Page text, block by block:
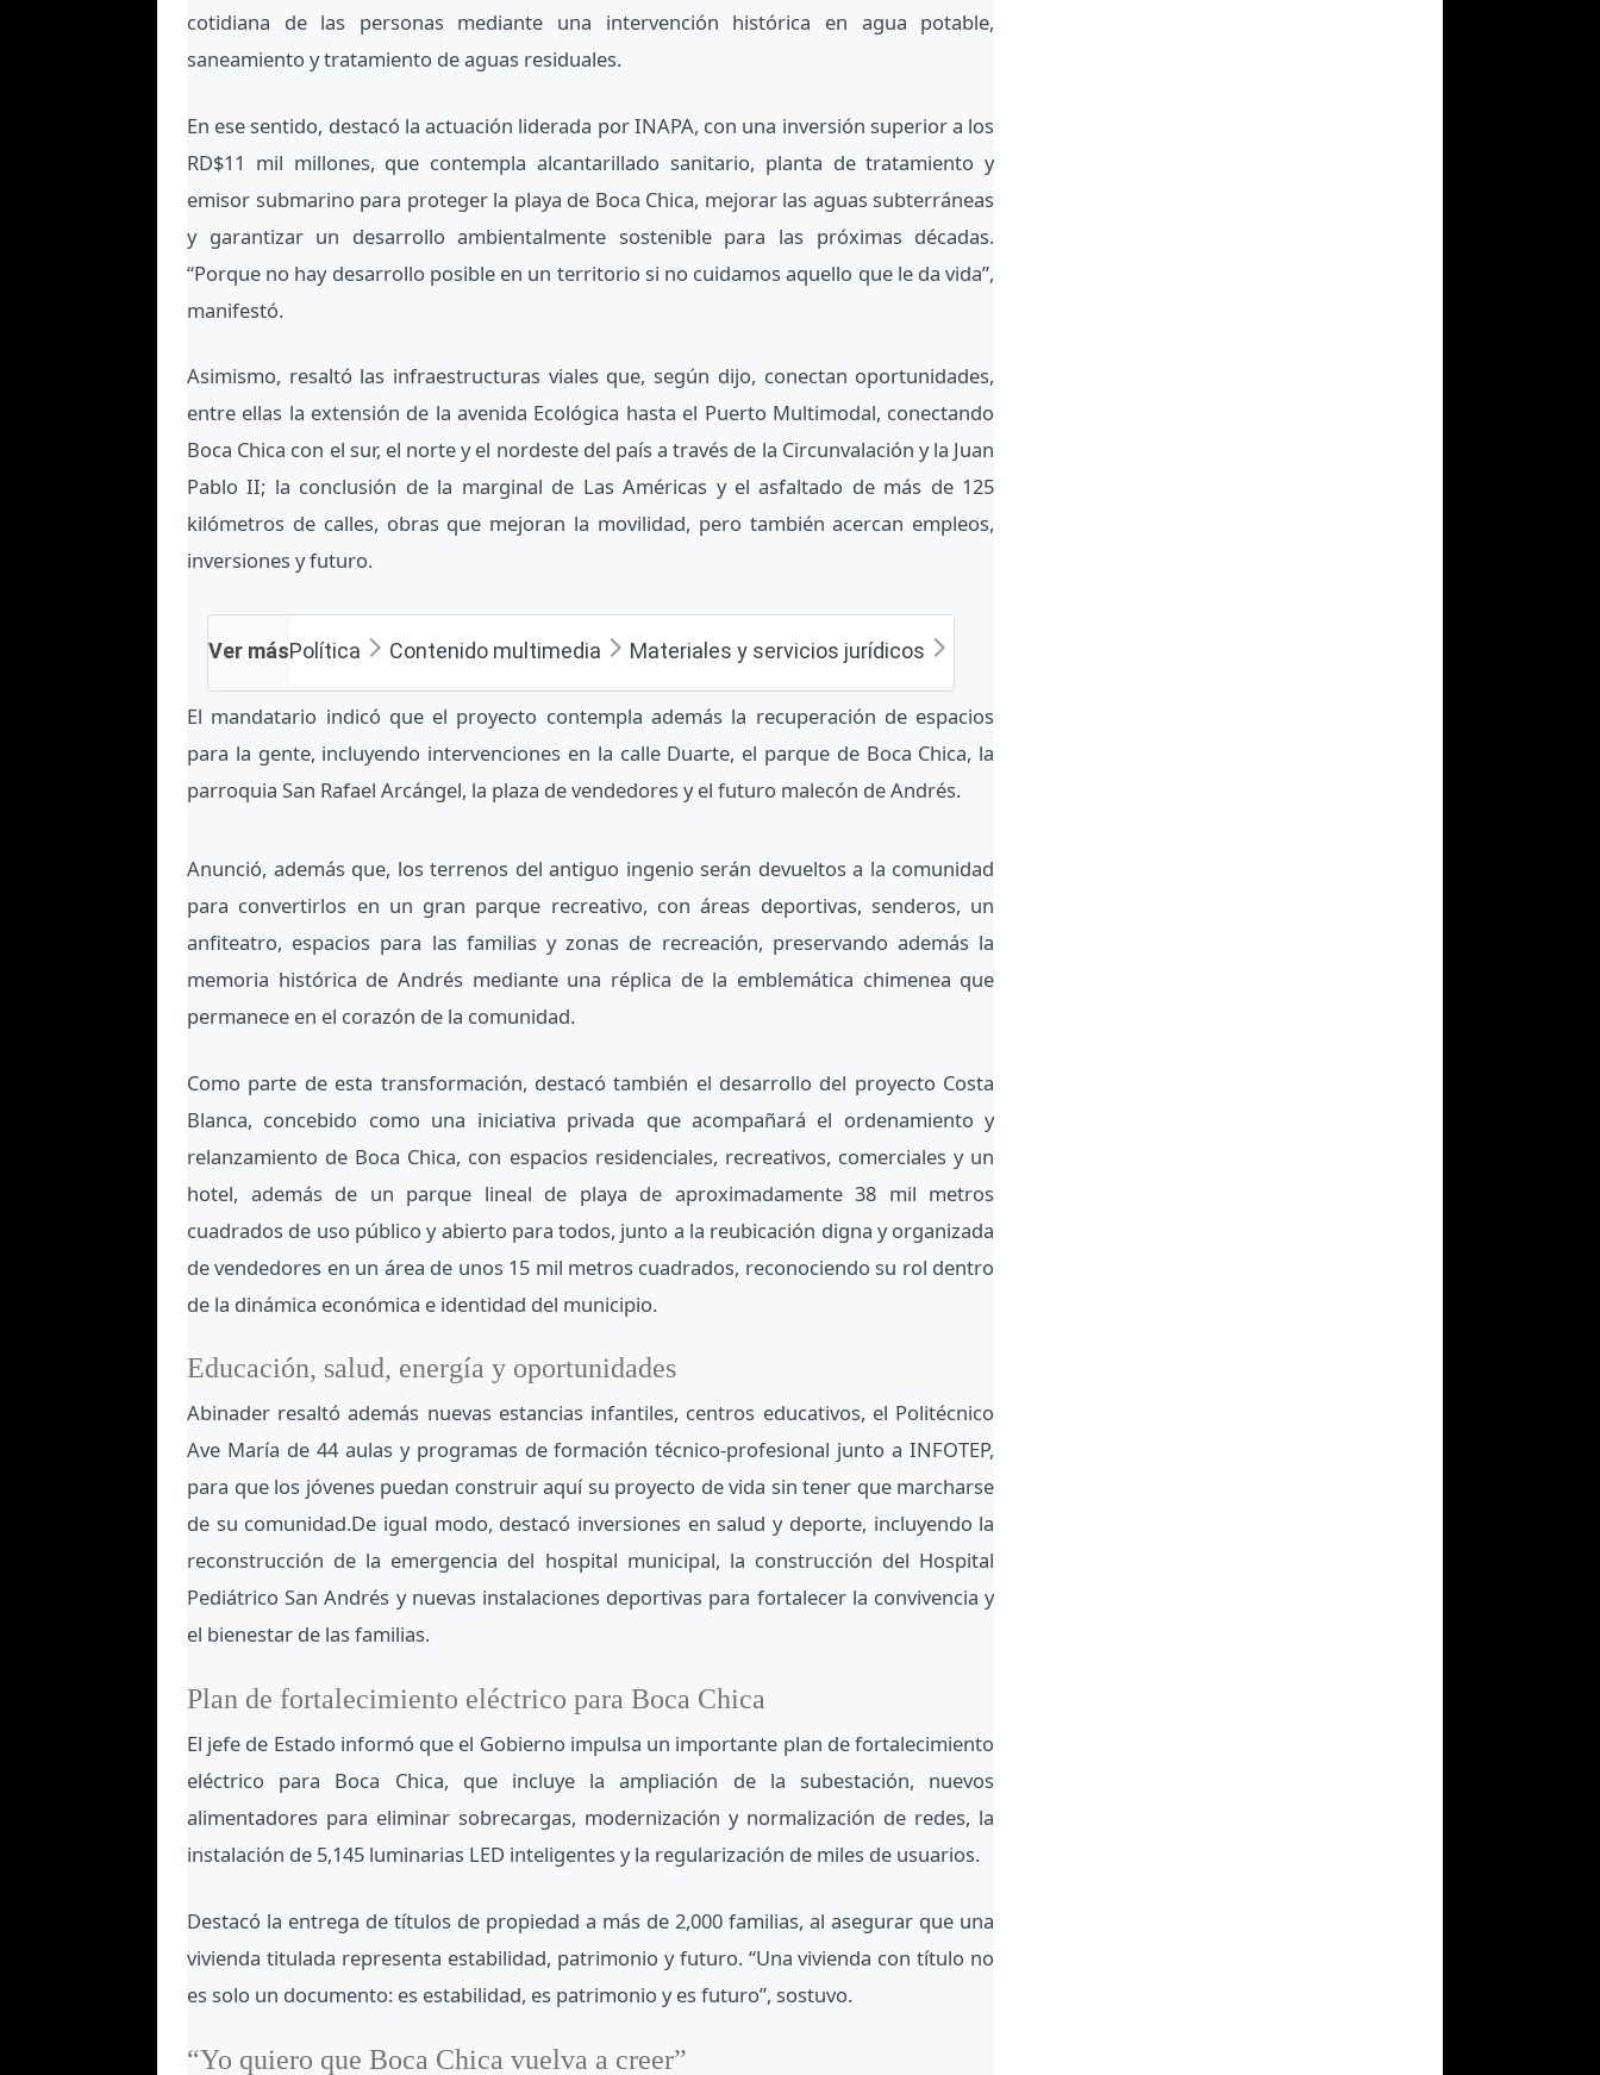
cotidiana de las personas mediante una intervención histórica en agua potable,
saneamiento y tratamiento de aguas residuales.
En ese sentido, destacó la actuación liderada por INAPA, con una inversión superior a los
RD$11 mil millones, que contempla alcantarillado sanitario, planta de tratamiento y
emisor submarino para proteger la playa de Boca Chica, mejorar las aguas subterráneas
y garantizar un desarrollo ambientalmente sostenible para las próximas décadas.
“Porque no hay desarrollo posible en un territorio si no cuidamos aquello que le da vida”,
manifestó.
Asimismo, resaltó las infraestructuras viales que, según dijo, conectan oportunidades,
entre ellas la extensión de la avenida Ecológica hasta el Puerto Multimodal, conectando
Boca Chica con el sur, el norte y el nordeste del país a través de la Circunvalación y la Juan
Pablo II; la conclusión de la marginal de Las Américas y el asfaltado de más de 125
kilómetros de calles, obras que mejoran la movilidad, pero también acercan empleos,
inversiones y futuro.
Ver másPolítica Contenido multimedia Materiales y servicios jurídicos
El mandatario indicó que el proyecto contempla además la recuperación de espacios
para la gente, incluyendo intervenciones en la calle Duarte, el parque de Boca Chica, la
parroquia San Rafael Arcángel, la plaza de vendedores y el futuro malecón de Andrés.
Anunció, además que, los terrenos del antiguo ingenio serán devueltos a la comunidad
para convertirlos en un gran parque recreativo, con áreas deportivas, senderos, un
anfiteatro, espacios para las familias y zonas de recreación, preservando además la
memoria histórica de Andrés mediante una réplica de la emblemática chimenea que
permanece en el corazón de la comunidad.
Como parte de esta transformación, destacó también el desarrollo del proyecto Costa
Blanca, concebido como una iniciativa privada que acompañará el ordenamiento y
relanzamiento de Boca Chica, con espacios residenciales, recreativos, comerciales y un
hotel, además de un parque lineal de playa de aproximadamente 38 mil metros
cuadrados de uso público y abierto para todos, junto a la reubicación digna y organizada
de vendedores en un área de unos 15 mil metros cuadrados, reconociendo su rol dentro
de la dinámica económica e identidad del municipio.
Educación, salud, energía y oportunidades
Abinader resaltó además nuevas estancias infantiles, centros educativos, el Politécnico
Ave María de 44 aulas y programas de formación técnico-profesional junto a INFOTEP,
para que los jóvenes puedan construir aquí su proyecto de vida sin tener que marcharse
de su comunidad.De igual modo, destacó inversiones en salud y deporte, incluyendo la
reconstrucción de la emergencia del hospital municipal, la construcción del Hospital
Pediátrico San Andrés y nuevas instalaciones deportivas para fortalecer la convivencia y
el bienestar de las familias.
Plan de fortalecimiento eléctrico para Boca Chica
El jefe de Estado informó que el Gobierno impulsa un importante plan de fortalecimiento
eléctrico para Boca Chica, que incluye la ampliación de la subestación, nuevos
alimentadores para eliminar sobrecargas, modernización y normalización de redes, la
instalación de 5,145 luminarias LED inteligentes y la regularización de miles de usuarios.
Destacó la entrega de títulos de propiedad a más de 2,000 familias, al asegurar que una
vivienda titulada representa estabilidad, patrimonio y futuro. “Una vivienda con título no
es solo un documento: es estabilidad, es patrimonio y es futuro”, sostuvo.
“Yo quiero que Boca Chica vuelva a creer”